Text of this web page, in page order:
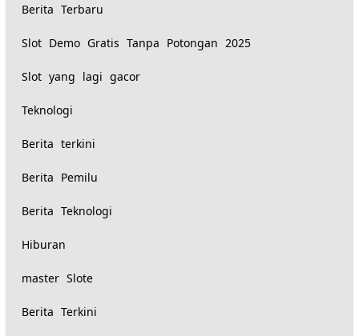
Berita Terbaru
Slot Demo Gratis Tanpa Potongan 2025
Slot yang lagi gacor
Teknologi
Berita terkini
Berita Pemilu
Berita Teknologi
Hiburan
master Slote
Berita Terkini